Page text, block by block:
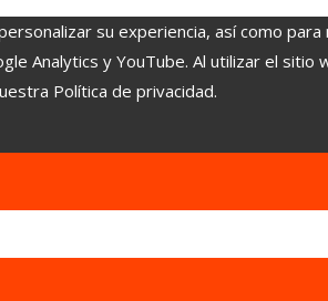
su experiencia, así como
Analytics y YouTube. Al utilizar el
Política de privacidad.